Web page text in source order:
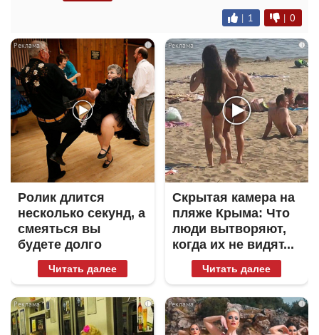
| 1 | 0
i
Ролик длится
несколько секунд, а
смеяться вы
будете долго
Читать далее
i
Скрытая камера на
пляже Крыма: Что
люди вытворяют,
когда их не видят...
Читать далее
i i